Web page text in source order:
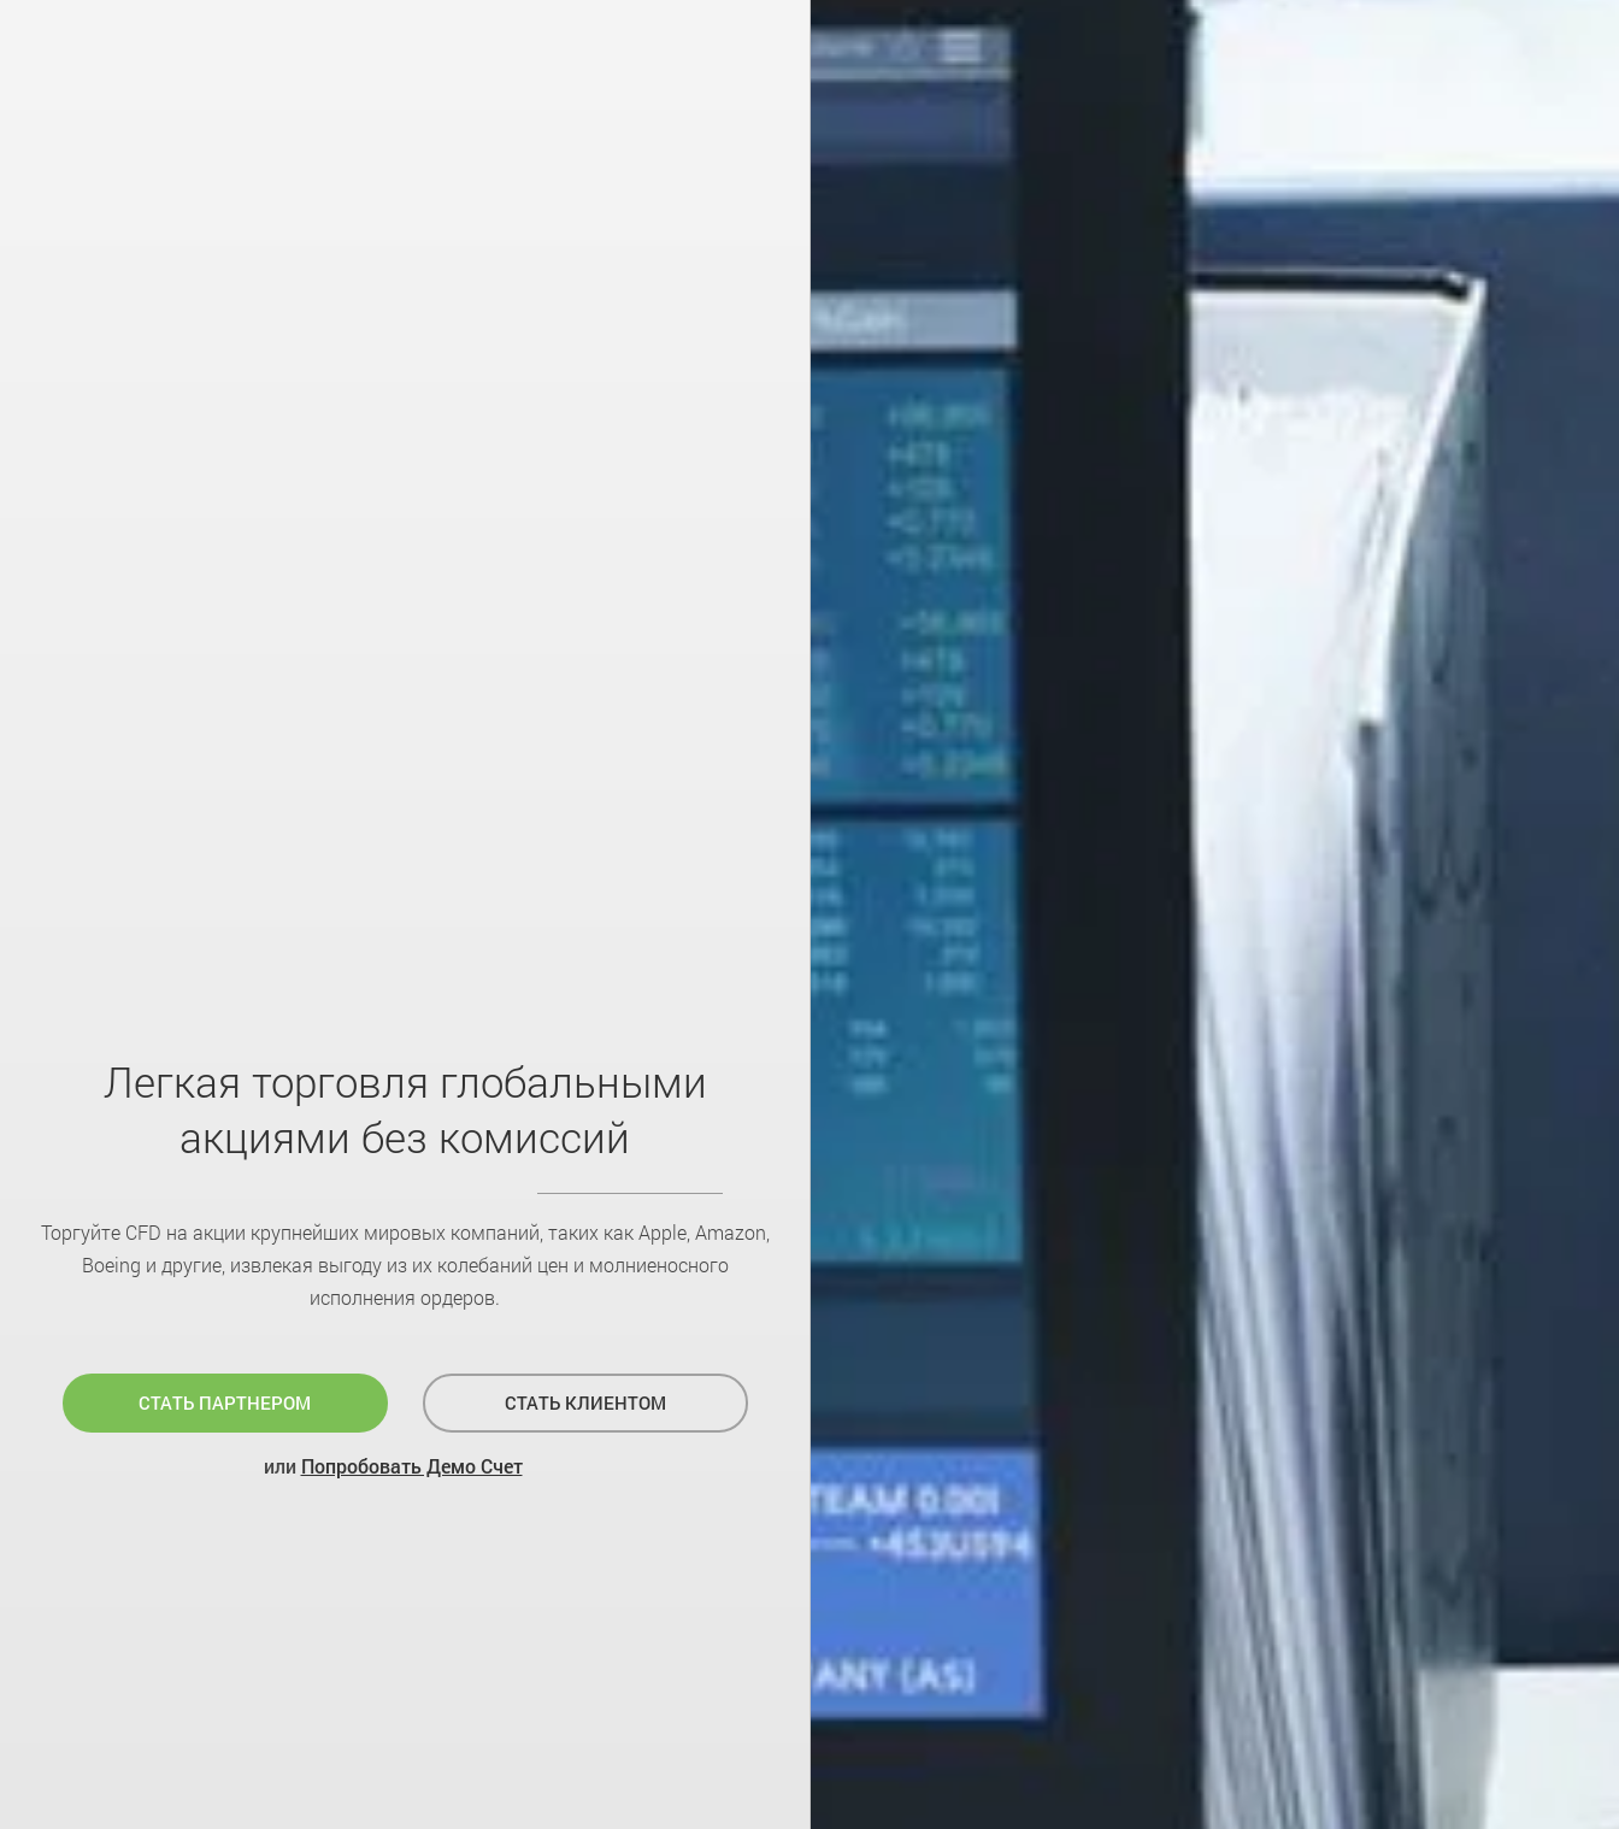
Легкая торговля глобальными
акциями без комиссий
Торгуйте CFD на акции крупнейших мировых компаний, таких как Apple, Amazon,
Boeing и другие, извлекая выгоду из их колебаний цен и молниеносного
исполнения ордеров.
СТАТЬ ПАРТНЕРОМ СТАТЬ КЛИЕНТОМ
или Попробовать Демо Счет